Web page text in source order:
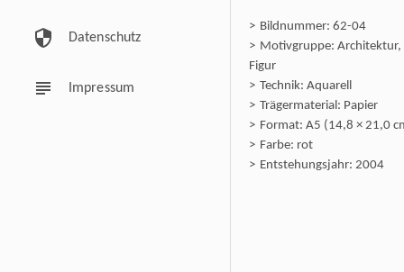
security Datenschutz
subject Impressum
Bildnummer: 62-04
Motivgruppe: Architektur,
Figur
Technik: Aquarell
Trägermaterial: Papier
Format: A5 (14,8 × 21,0
Farbe: rot
Entstehungsjahr: 2004